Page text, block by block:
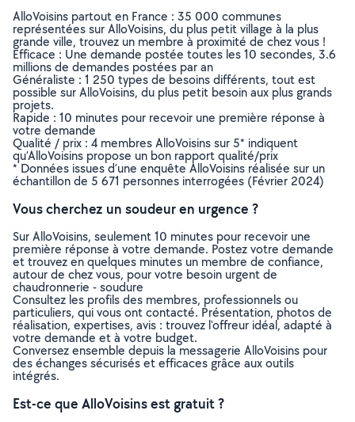
AlloVoisins partout en France : 35 000 communes
représentées sur AlloVoisins, du plus petit village à la plus
grande ville, trouvez un membre à proximité de chez vous !
Efficace : Une demande postée toutes les 10 secondes, 3.6
millions de demandes postées par an
Généraliste : 1 250 types de besoins différents, tout est
possible sur AlloVoisins, du plus petit besoin aux plus grands
projets.
Rapide : 10 minutes pour recevoir une première réponse à
votre demande
Qualité / prix : 4 membres AlloVoisins sur 5* indiquent
qu’AlloVoisins propose un bon rapport qualité/prix
* Données issues d’une enquête AlloVoisins réalisée sur un
échantillon de 5 671 personnes interrogées (Février 2024)
Vous cherchez un soudeur en urgence ?
Sur AlloVoisins, seulement 10 minutes pour recevoir une
première réponse à votre demande. Postez votre demande
et trouvez en quelques minutes un membre de confiance,
autour de chez vous, pour votre besoin urgent de
chaudronnerie - soudure
Consultez les profils des membres, professionnels ou
particuliers, qui vous ont contacté. Présentation, photos de
réalisation, expertises, avis : trouvez l'offreur idéal, adapté à
votre demande et à votre budget.
Conversez ensemble depuis la messagerie AlloVoisins pour
des échanges sécurisés et efficaces grâce aux outils
intégrés.
Est-ce que AlloVoisins est gratuit ?